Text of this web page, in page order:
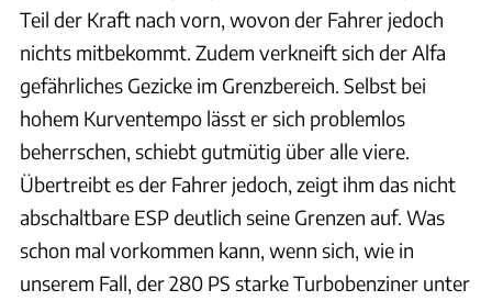
Teil der Kraft nach vorn, wovon der Fahrer jedoch
nichts mitbekommt. Zudem verkneift sich der Alfa
gefährliches Gezicke im Grenzbereich. Selbst bei
hohem Kurventempo lässt er sich problemlos
beherrschen, schiebt gutmütig über alle viere.
Übertreibt es der Fahrer jedoch, zeigt ihm das nicht
abschaltbare ESP deutlich seine Grenzen auf. Was
schon mal vorkommen kann, wenn sich, wie in
unserem Fall, der 280 PS starke Turbobenziner unter